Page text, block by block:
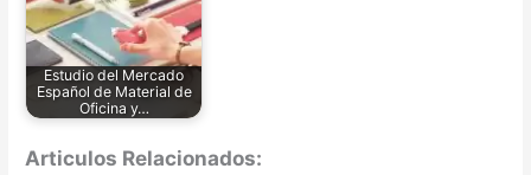
Estudio del Mercado
Español de Material de
Oficina y…
Articulos Relacionados: